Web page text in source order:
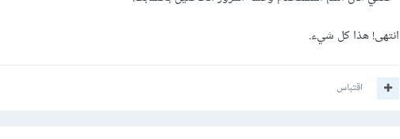
انتهى! هذا كل شيء.
اقتباس